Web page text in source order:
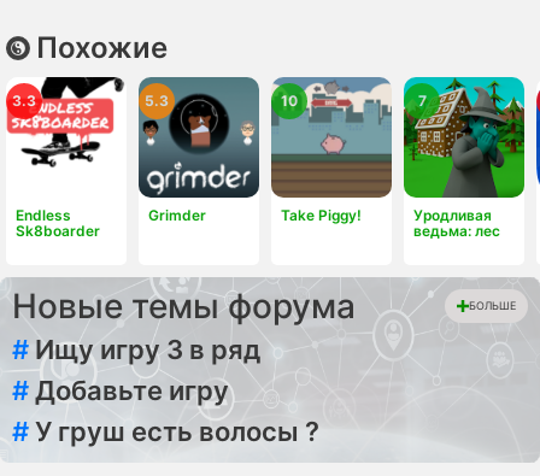
Похожие
Endless
Sk8boarder
3.3
Grimder
5.3
Take Piggy!
10
Уродливая
ведьма: лес
7
Новые темы форума БОЛЬШЕ
# Ищу игру 3 в ряд
#Добавьте игру
#У груш есть волосы ?